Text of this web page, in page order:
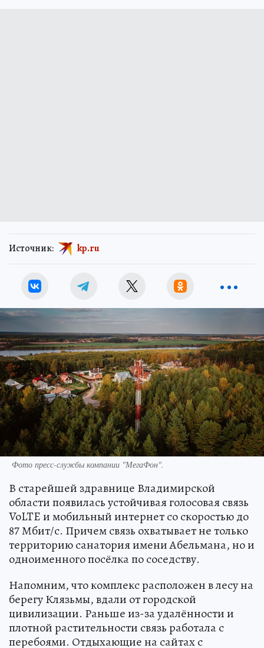
Источник: kp.ru
Фото пресс-службы компании "МегаФон".
В старейшей здравнице Владимирской
области появилась устойчивая голосовая связь
VoLTE и мобильный интернет со скоростью до
87 Мбит/с. Причем связь охватывает не только
территорию санатория имени Абельмана, но и
одноименного посёлка по соседству.
Напомним, что комплекс расположен в лесу на
берегу Клязьмы, вдали от городской
цивилизации. Раньше из-за удалённости и
плотной растительности связь работала с
перебоями. Отдыхающие на сайтах с